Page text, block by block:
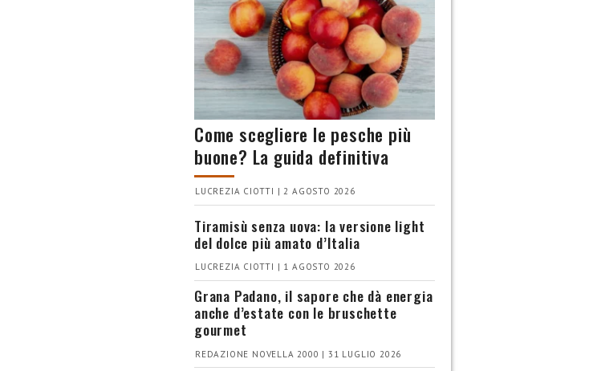
Come scegliere le pesche più
buone? La guida definitiva
LUCREZIA CIOTTI | 2 AGOSTO 2026
Tiramisù senza uova: la versione light
del dolce più amato d’Italia
LUCREZIA CIOTTI | 1 AGOSTO 2026
Grana Padano, il sapore che dà energia
anche d’estate con le bruschette
gourmet
REDAZIONE NOVELLA 2000 | 31 LUGLIO 2026